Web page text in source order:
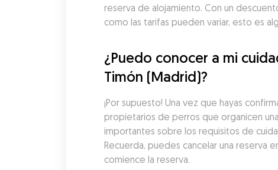
reserva de alojamiento. Con un
como las tarifas pueden variar, esto es
¿Puedo conocer a mi
Timón (Madrid)?
¡Por supuesto! Una vez que hayas
propietarios de perros que organicen
importantes sobre los requisitos de
Recuerda, puedes cancelar una reserva
comience la reserva.